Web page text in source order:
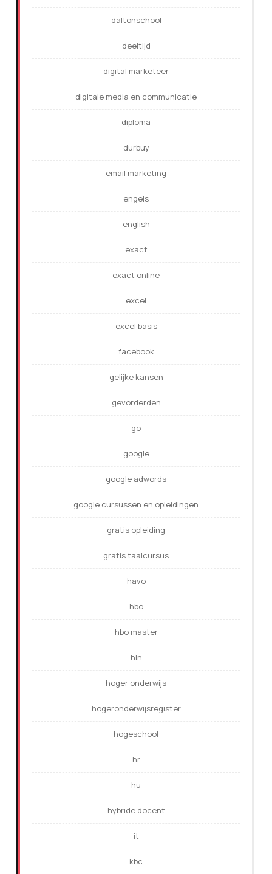
daltonschool
deeltijd
digital marketeer
digitale media en communicatie
diploma
durbuy
email marketing
engels
english
exact
exact online
excel
excel basis
facebook
gelijke kansen
gevorderden
go
google
google adwords
google cursussen en opleidingen
gratis opleiding
gratis taalcursus
havo
hbo
hbo master
hln
hoger onderwijs
hogeronderwijsregister
hogeschool
hr
hu
hybride docent
it
kbc